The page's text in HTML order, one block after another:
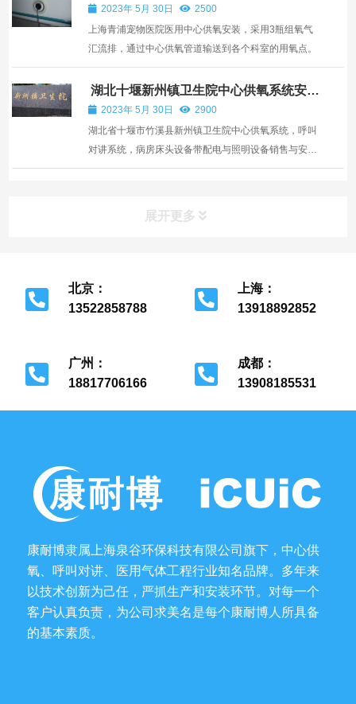
2023年 5月 30日
2500
上海青浦宠物医院医用中心供氧安装，采用3瓶组氧气
汇流排，通过中心供氧管道输送到各个科室的用氧点。
湖北十堰新州镇卫生院中心供氧系统安
装2023年 5月 30日
2900
湖北省十堰市竹溪县新州镇卫生院中心供氧系统，呼叫
对讲系统，病房床头设备带配电与照明设备销售与安
装。
展开更多
北京：
13522858788
上海：
13918892852
广州：
18817706166
成都：
13908185531
康耐博隶属上海泉谷环保科技有限公司旗下，中心供
氧、呼叫对讲、医用气体工程行业知名品牌。多年来
以技术创新为己任，严抓生产和安装环节。对每一个
客户认真负责，为公司求美名是每个康耐博人所具备
的基本素质。